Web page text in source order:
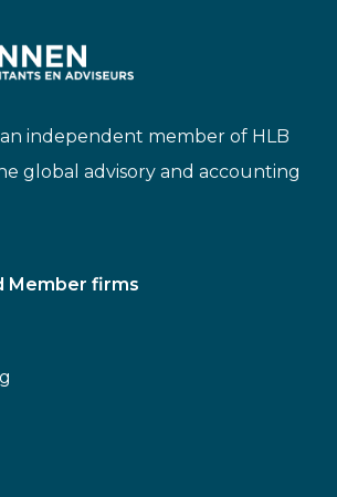
an independent member of HLB
global advisory and accounting
Member firms